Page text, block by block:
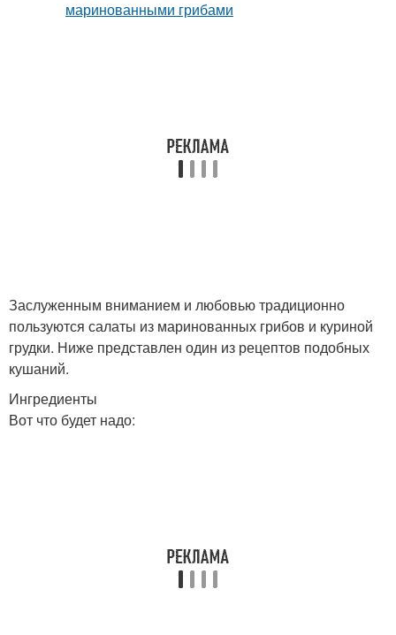
Заслуженным вниманием и любовью традиционно
пользуются салаты из маринованных грибов и куриной
грудки. Ниже представлен один из рецептов подобных
кушаний.
Ингредиенты
Вот что будет надо: